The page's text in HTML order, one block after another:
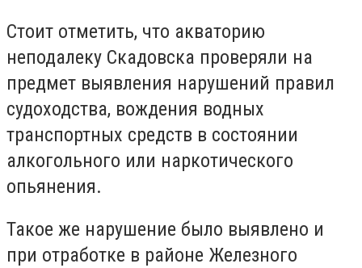
Стоит отметить, что акваторию
неподалеку Скадовска проверяли на
предмет выявления нарушений правил
судоходства, вождения водных
транспортных средств в состоянии
алкогольного или наркотического
опьянения.
Такое же нарушение было выявлено и
при отработке в районе Железного